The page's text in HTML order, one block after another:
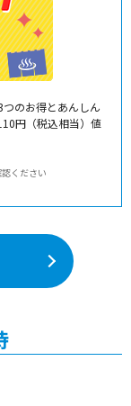
のお得とあんしん
円（税込相当）値
ください